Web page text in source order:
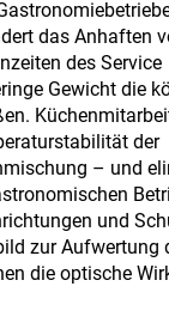
das Anhaften
des Service
Gewicht die
der
– und
und
zur Aufwertung
die optische